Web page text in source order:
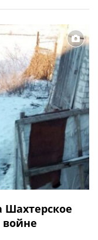
Шахтерское
войне